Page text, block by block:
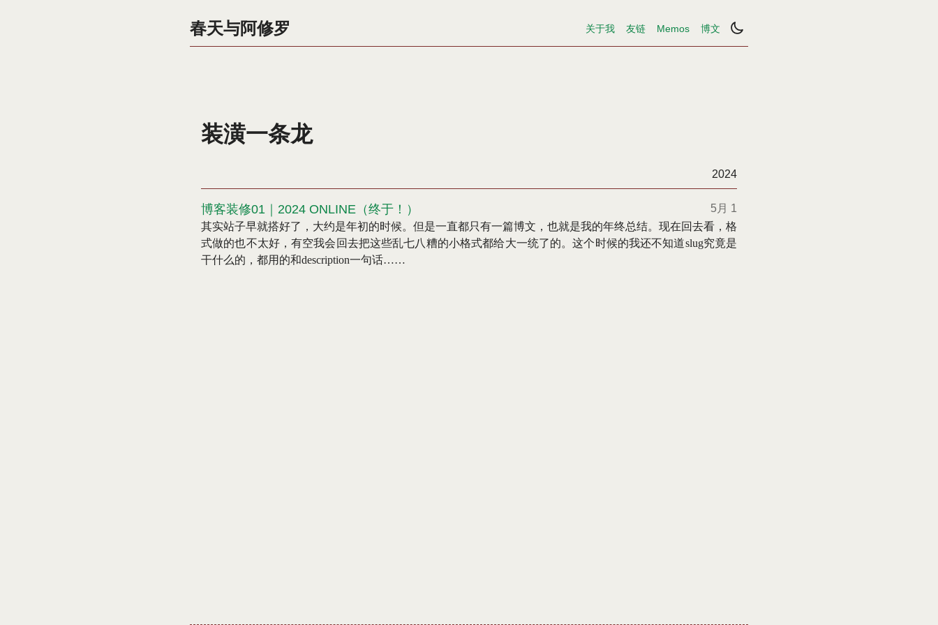
春天与阿修罗 关于我 友链 Memos 博文
装潢一条龙
2024
博客装修01｜2024 ONLINE（终于！）
5月 1
其实站子早就搭好了，大约是年初的时候。但是一直都只有一篇博文，也就是我的年终总结。现在回去看，格
式做的也不太好，有空我会回去把这些乱七八糟的小格式都给大一统了的。这个时候的我还不知道slug究竟是
干什么的，都用的和description一句话……